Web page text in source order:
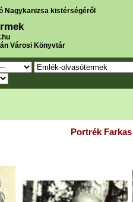
Nagykanizsa kistérségéről
Városi Könyvtár
Portrék